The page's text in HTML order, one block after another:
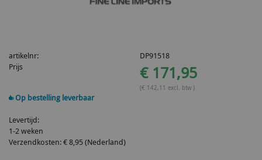
artikelnr:
DP91518
Prijs
€ 171,95
(€ 142,11 excl. btw )
Op bestelling leverbaar
Levertijd:
1-2 weken
Verzendkosten: € 8,95 (Nederland)